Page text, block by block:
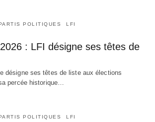
POLITIQUES LFI
: LFI désigne ses têtes de
désigne ses têtes de liste aux élections
percée historique…
POLITIQUES LFI